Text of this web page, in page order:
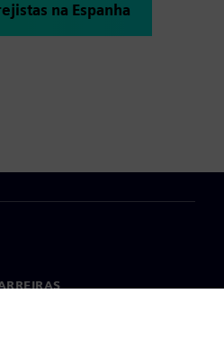
na Espanha